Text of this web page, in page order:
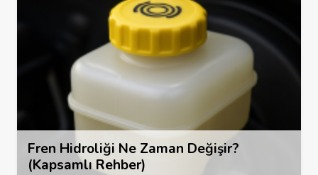
Fren Hidroliği Ne Zaman Değişir?
(Kapsamlı Rehber)